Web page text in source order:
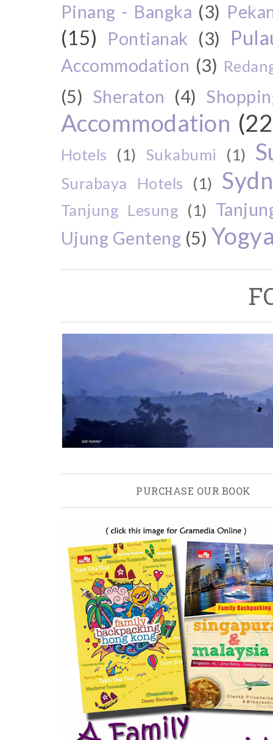
Pinang - Bangka (3)
(15) Pontianak (3)
Accommodation (3)
(5) Sheraton (4)
Accommodation
Hotels (1) Sukabumi (1)
Surabaya Hotels (1)
Tanjung Lesung (1)
Ujung Genteng (5)
PURCHASE OUR BOOK